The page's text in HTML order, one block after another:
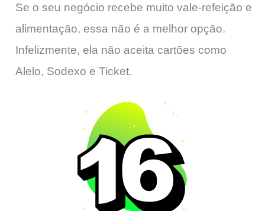
Se o seu negócio recebe muito vale-refeição e
alimentação, essa não é a melhor opção.
Infelizmente, ela não aceita cartões como
Alelo, Sodexo e Ticket.